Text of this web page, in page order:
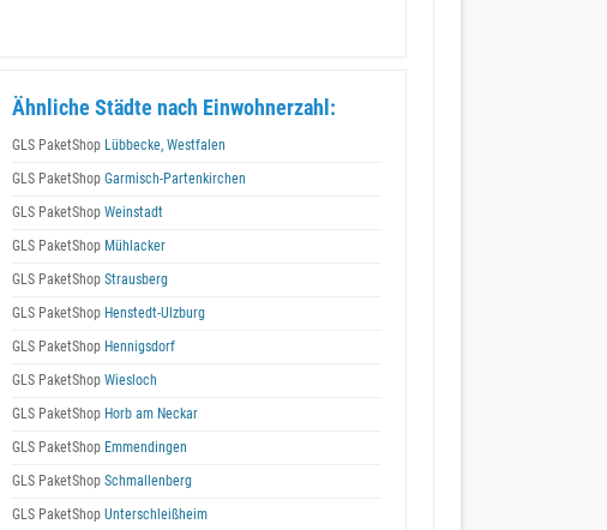
Ähnliche Städte nach Einwohnerzahl:
GLS PaketShop Lübbecke, Westfalen
GLS PaketShop Garmisch-Partenkirchen
GLS PaketShop Weinstadt
GLS PaketShop Mühlacker
GLS PaketShop Strausberg
GLS PaketShop Henstedt-Ulzburg
GLS PaketShop Hennigsdorf
GLS PaketShop Wiesloch
GLS PaketShop Horb am Neckar
GLS PaketShop Emmendingen
GLS PaketShop Schmallenberg
GLS PaketShop Unterschleißheim